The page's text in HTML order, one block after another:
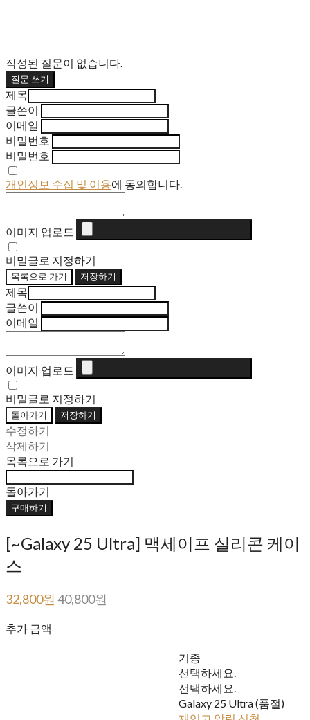
작성된 질문이 없습니다.
질문 쓰기
제목
글쓴이
이메일
비밀번호
비밀번호
개인정보 수집 및 이용에 동의합니다.
이미지 업로드
비밀글로 지정하기
목록으로 가기 저장하기
제목
글쓴이
이메일
이미지 업로드
비밀글로 지정하기
돌아가기 저장하기
수정하기
삭제하기
목록으로 가기
돌아가기
구매하기
[~Galaxy 25 Ultra] 맥세이프 실리콘 케이
스
32,800원 40,800원
추가 금액
기종
선택하세요.
선택하세요.
Galaxy 25 Ultra (품절)